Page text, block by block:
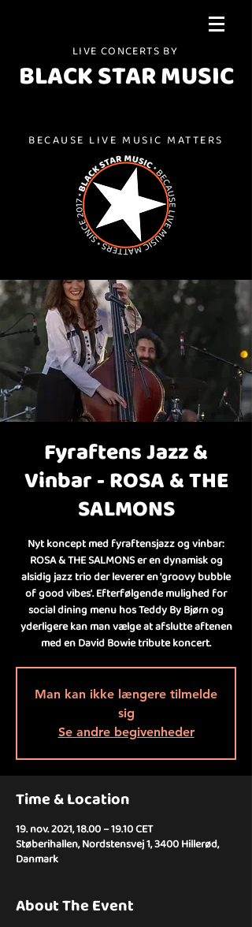
LIVE CONCERTS BY
BLACK STAR MUSIC
BECAUSE LIVE MUSIC MATTERS
Fyraftens Jazz &
Vinbar - ROSA & THE
SALMONS
Nyt koncept med fyraftensjazz og vinbar:
ROSA & THE SALMONS er en dynamisk og
alsidig jazz trio der leverer en 'groovy bubble
of good vibes'. Efterfølgende mulighed for
social dining menu hos Teddy By Bjørn og
yderligere kan man vælge at afslutte aftenen
med en David Bowie tribute koncert.
Man kan ikke længere tilmelde
sig
Se andre begivenheder
Time & Location
19. nov. 2021, 18.00 – 19.10 CET
Støberihallen, Nordstensvej 1, 3400 Hillerød,
Danmark
About The Event